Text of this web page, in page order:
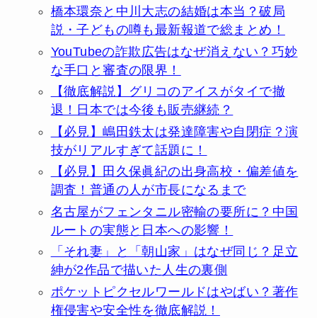
橋本環奈と中川大志の結婚は本当？破局
説・子どもの噂も最新報道で総まとめ！
YouTubeの詐欺広告はなぜ消えない？巧妙
な手口と審査の限界！
【徹底解説】グリコのアイスがタイで撤
退！日本では今後も販売継続？
【必見】嶋田鉄太は発達障害や自閉症？演
技がリアルすぎて話題に！
【必見】田久保眞紀の出身高校・偏差値を
調査！普通の人が市長になるまで
名古屋がフェンタニル密輸の要所に？中国
ルートの実態と日本への影響！
「それ妻」と「朝山家」はなぜ同じ？足立
紳が2作品で描いた人生の裏側
ポケットピクセルワールドはやばい？著作
権侵害や安全性を徹底解説！